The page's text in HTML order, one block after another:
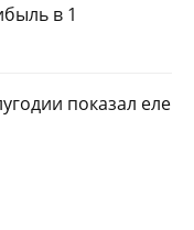
в 1
показал еле